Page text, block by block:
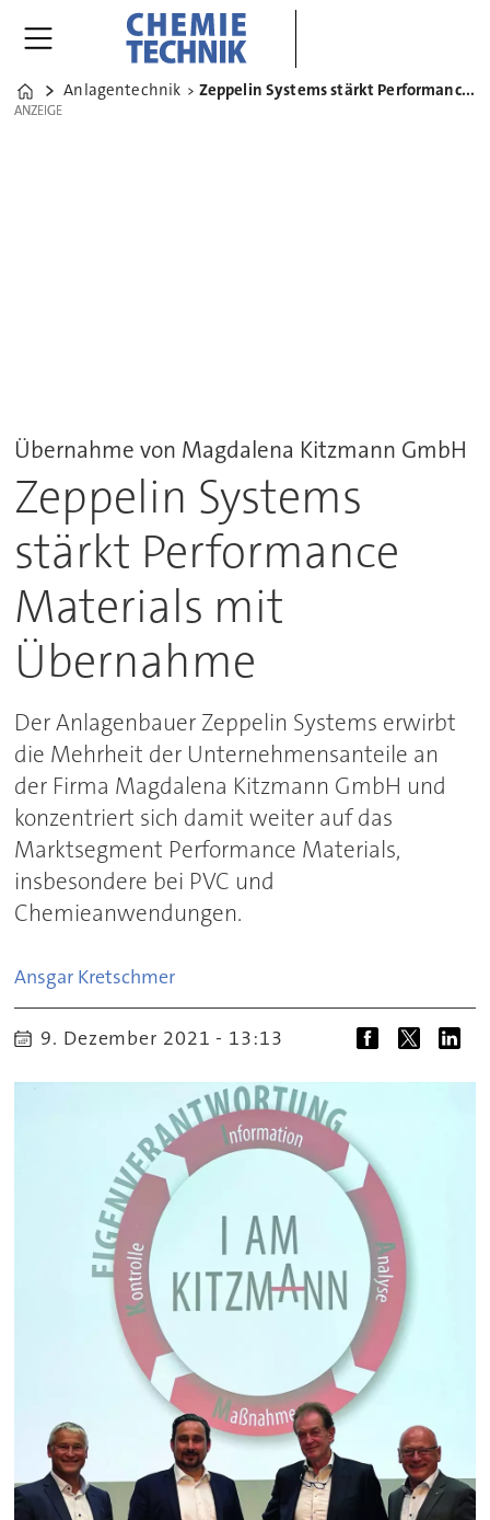
Home
Anlagentechnik Zeppelin Systems stärkt Performance Materials mit Übernahme
ANZEIGE
ANZEIGE
Übernahme von Magdalena Kitzmann GmbH
Zeppelin Systems
stärkt Performance
Materials mit
Übernahme
Der Anlagenbauer Zeppelin Systems erwirbt
die Mehrheit der Unternehmensanteile an
der Firma Magdalena Kitzmann GmbH und
konzentriert sich damit weiter auf das
Marktsegment Performance Materials,
insbesondere bei PVC und
Chemieanwendungen.
Ansgar Kretschmer
9. Dezember 2021 - 13:13